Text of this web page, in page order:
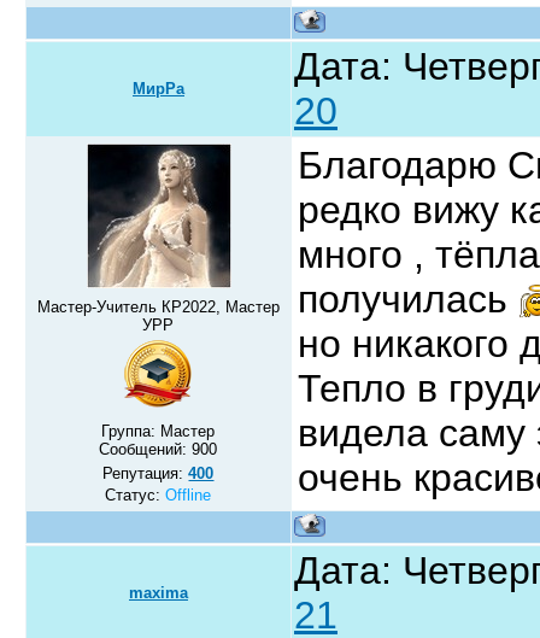
МирРа
Дата:
20
Мастер-Учитель КР2022, Мастер
УРР
Группа: Мастер
Сообщений:900
Репутация:400
Статус:Offline
Благодарю
редко вижу
много ,
получилась
но никакого
Тепло в
видела саму
очень
maxima
Дата:
21